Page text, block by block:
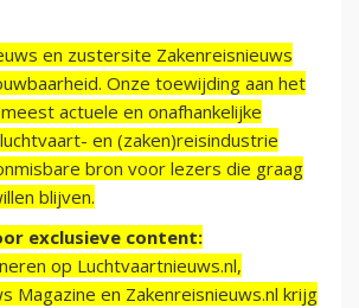
en zustersite Zakenreisnieuws
Onze toewijding aan het
actuele en onafhankelijke
en (zaken)reisindustrie
bron voor lezers die graag
blijven.
exclusieve content:
op Luchtvaartnieuws.nl,
Magazine en Zakenreisnieuws.nl krijg